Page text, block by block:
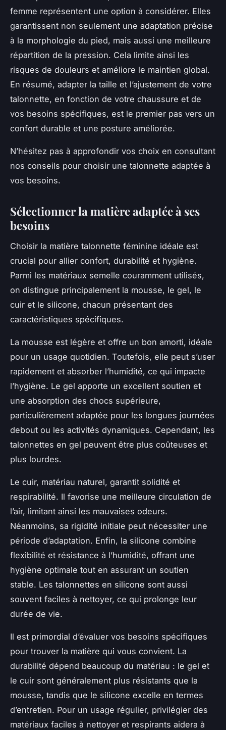
femme représentent une option à considérer. Elles
garantissent non seulement une adaptation précise
à la morphologie du pied, mais aussi une meilleure
répartition de la pression. Cela limite ainsi les
risques de douleurs et améliore le maintien global.
En résumé, adapter la taille et l’ajustement de votre
talonnette, en fonction de votre chaussure et de
vos besoins spécifiques, est le premier pas vers un
confort durable et une posture améliorée.
N’hésitez pas à approfondir vos choix en consultant
nos conseils pour choisir une talonnette adaptée à
vos besoins.
Sélectionner la matière adaptée à ses
besoins
Choisir la matière talonnette féminine idéale est
crucial pour allier confort, durabilité et hygiène.
Parmi les matériaux semelle couramment utilisés,
on distingue principalement la mousse, le gel, le
cuir et le silicone, chacun présentant des
caractéristiques spécifiques.
La mousse est légère et offre un bon amorti, idéale
pour un usage quotidien. Toutefois, elle peut s’user
rapidement et absorber l’humidité, ce qui impacte
l’hygiène. Le gel apporte un excellent soutien et
une absorption des chocs supérieure,
particulièrement adaptée pour les longues journées
debout ou les activités dynamiques. Cependant, les
talonnettes en gel peuvent être plus coûteuses et
plus lourdes.
Le cuir, matériau naturel, garantit solidité et
respirabilité. Il favorise une meilleure circulation de
l’air, limitant ainsi les mauvaises odeurs.
Néanmoins, sa rigidité initiale peut nécessiter une
période d’adaptation. Enfin, la silicone combine
flexibilité et résistance à l’humidité, offrant une
hygiène optimale tout en assurant un soutien
stable. Les talonnettes en silicone sont aussi
souvent faciles à nettoyer, ce qui prolonge leur
durée de vie.
Il est primordial d’évaluer vos besoins spécifiques
pour trouver la matière qui vous convient. La
durabilité dépend beaucoup du matériau : le gel et
le cuir sont généralement plus résistants que la
mousse, tandis que le silicone excelle en termes
d’entretien. Pour un usage régulier, privilégier des
matériaux faciles à nettoyer et respirants aidera à